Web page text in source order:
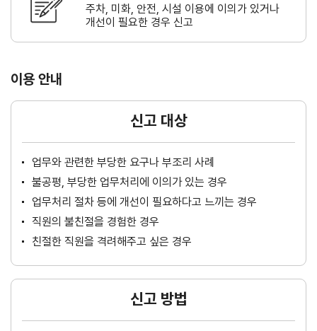
주차, 미화, 안전, 시설 이용에 이의가 있거나
개선이 필요한 경우 신고
이용 안내
신고 대상
업무와 관련한 부당한 요구나 부조리 사례
불공평, 부당한 업무처리에 이의가 있는 경우
업무처리 절차 등에 개선이 필요하다고 느끼는 경우
직원의 불친절을 경험한 경우
친절한 직원을 격려해주고 싶은 경우
신고 방법